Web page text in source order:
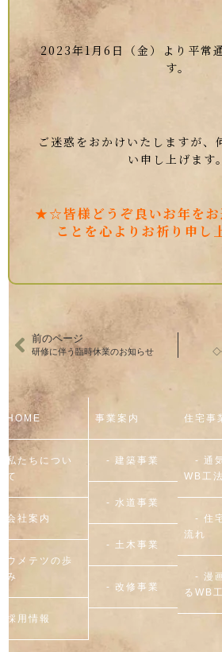
2023年1月6日（金）より平常
す。
ご迷惑をおかけいたしますが、
い申し上げます。
★☆皆様どうぞ良いお年をお
ことを心よりお祈り申
前のページ
研修に伴う臨時休業のお知らせ
HOME
私たちについ
て
会社案内
ウメテツの歩
み
採用情報
事業案内
- 建築事業
- 水道事業
- 土木事業
- 改修事業
住宅事
- 通
WB工
- 住
流れ
- 漫
るWB